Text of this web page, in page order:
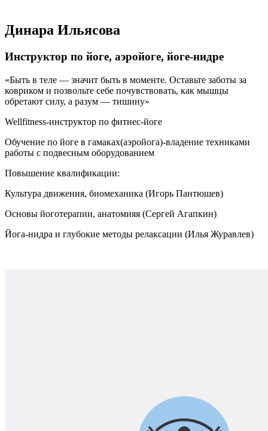
Динара Ильясова
Инструктор по йоге, аэройоге, йоге-нидре
Быть в теле — значит быть в моменте. Оставьте заботы за
ковриком и позвольте себе почувствовать, как мышцы
обретают силу, а разум — тишину
Wellfitness-инструктор по фитнес-йоге
Обучение по йоге в гамаках(аэройога)-владение техниками
работы с подвесным оборудованием
Повышение квалификации:
Культура движения, биомеханика (Игорь Пантюшев)
Основы йоготерапии, анатомияя (Сергей Агапкин)
Йога-нидра и глубокие методы релаксации (Илья Журавлев)